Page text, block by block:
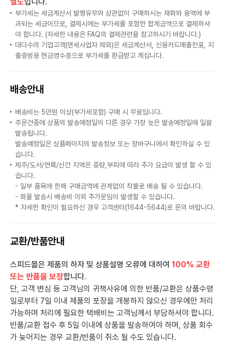
부가세는 세금계산서 발행유무와 상관없이 구매하시는 재화와 용역에 부
과되는 세금이므로, 결제시에는 부가세를 포함한 합계금액으로 결제하셔
야 합니다. (자세한 내용은 FAQ의 결제관련을 참고하시기 바랍니다.)
대다수의 기업고객(면세사업자 제외)은 세금계산서, 신용카드매출전표, 지
출증빙용 현금영수증으로 부가세를 환급받고 계십니다.
배송안내
배송비는 5만원 이상(부가세포함) 구매 시 무료입니다.
주문건중에 상품의 발송예정일이 다른 경우 가장 늦은 발송예정일에 일괄
발송됩니다.
발송예정일은 상품페이지의 발송정보 또는 장바구니에서 확인하실 수 있
습니다.
제주/도서/연륙/산간 지역은 중량,부피에 따라 추가 요금이 발생 할 수 있
습니다.
- 일부 품목에 한해 구매금액에 관계없이 착불로 배송 될 수 있습니다.
- 화물 발송시 배송비 이외 추가운임이 발생할 수 있습니다.
* 자세한 확인이 필요하신 경우 고객센터(1644-5644)로 문의 바랍니다.
교환/반품안내
스피드몰은 제품의 하자 및 상품설명 오류에 대하여 100% 교환
또는 반품을 보장합니다.
단, 고객 변심 등 고객님의 귀책사유에 의한 반품/교환은 상품수령
일로부터 7일 이내 제품의 포장을 개봉하지 않으신 경우에만 처리
가능하며 처리에 필요한 택배비는 고객님께서 부담하셔야 합니다.
반품/교환 접수 후 5일 이내에 상품을 발송하여야 하며, 상품 회수
가 늦어지는 경우 교환/반품이 취소 될 수도 있습니다.